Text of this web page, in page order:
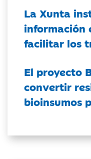
La Xunta
información
facilitar los
El proyecto
convertir
bioinsumos